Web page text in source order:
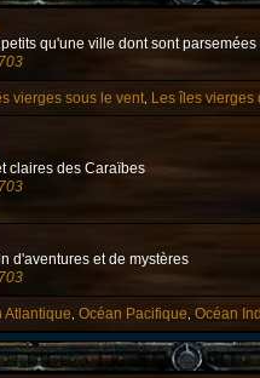
qu'une ville dont sont
vierges sous le vent Les îles vierges
claires des Caraïbes
d'aventures et de mystères
Atlantique Océan Pacifique Océan